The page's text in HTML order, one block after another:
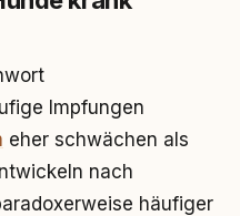
Impfungen
eher schwächen als
nach
häufiger